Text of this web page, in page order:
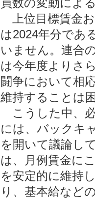
員数の変動によ
上位目標賃金
は2024年分であ
いません。連合
は今年度よりさ
闘争において相
維持することは
こうした中、
には、バックキ
を開いて議論し
は、月例賃金に
を安定的に維持
り、基本給など